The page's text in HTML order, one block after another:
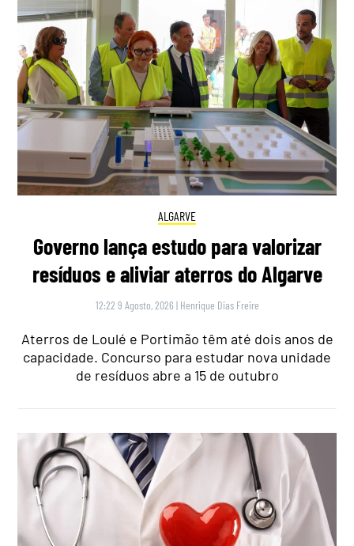
ALGARVE
Governo lança estudo para valorizar
resíduos e aliviar aterros do Algarve
12:22 9 Agosto, 2026 | Henrique Dias Freire
Aterros de Loulé e Portimão têm até dois anos de
capacidade. Concurso para estudar nova unidade
de resíduos abre a 15 de outubro